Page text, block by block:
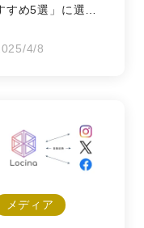
すめ5選」に選出
4/8
メディア